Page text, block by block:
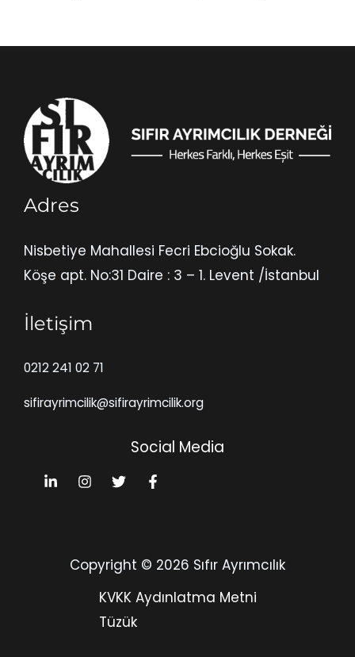
Adres
Nisbetiye Mahallesi Fecri Ebcioğlu Sokak.
Köşe apt. No:31 Daire : 3 – 1. Levent /İstanbul
İletişim
0212 241 02 71
sifirayrimcilik@sifirayrimcilik.org
Social Media
Copyright © 2026 Sıfır Ayrımcılık
KVKK Aydınlatma Metni
Tüzük